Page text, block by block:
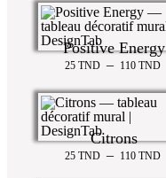
Positive Energy
25 TND – 110 TND
Citrons
25 TND – 110 TND